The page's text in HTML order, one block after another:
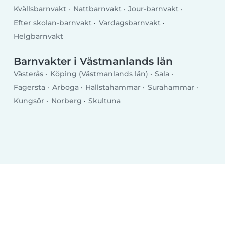
Kvällsbarnvakt
Nattbarnvakt
Jour-barnvakt
Efter skolan-barnvakt
Vardagsbarnvakt
Helgbarnvakt
Barnvakter i Västmanlands län
Västerås Köping (Västmanlands län)
Sala
Fagersta
Arboga Hallstahammar
Surahammar
Kungsör
Norberg Skultuna